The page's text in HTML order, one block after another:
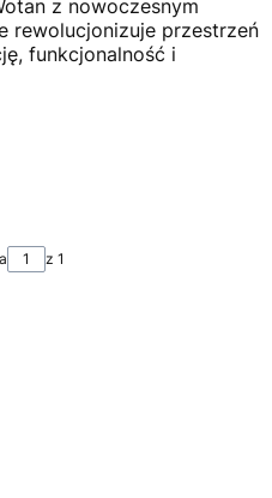
z nowoczesnym
rewolucjonizuje przestrzeń
funkcjonalność i
z 1